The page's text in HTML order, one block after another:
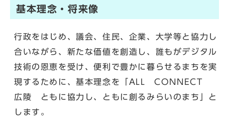
基本理念・将来像
行政をはじめ、議会、住民、企業、大学等と協力し
合いながら、新たな価値を創造し、誰もがデジタル
技術の恩恵を受け、便利で豊かに暮らせるまちを実
現するために、基本理念を「ALL CONNECT
広陵 ともに協力し、ともに創るみらいのまち」と
します。